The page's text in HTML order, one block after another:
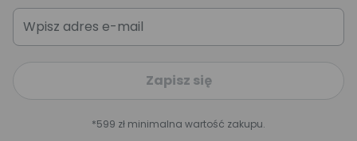
Zapisz się
*599 zł minimalna wartość zakupu.